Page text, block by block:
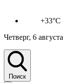
+33°C
Четверг, 6 августа
Поиск